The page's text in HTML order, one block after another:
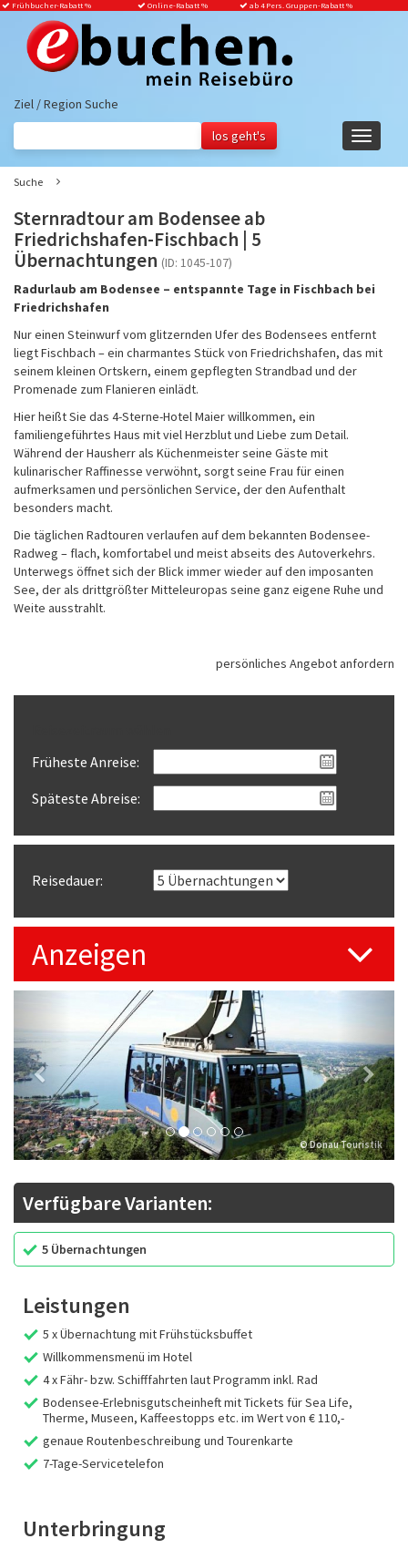
Frühbucher-Rabatt% Online-Rabatt % ab 4 Pers. Gruppen-Rabatt %
Ziel / Region Suche
Suche
Sternradtour am Bodensee ab
Friedrichshafen-Fischbach | 5
Übernachtungen (ID: 1045-107)
Radurlaub am Bodensee – entspannte Tage in Fischbach bei
Friedrichshafen
Nur einen Steinwurf vom glitzernden Ufer des Bodensees entfernt
liegt Fischbach – ein charmantes Stück von Friedrichshafen, das mit
seinem kleinen Ortskern, einem gepflegten Strandbad und der
Promenade zum Flanieren einlädt.
Hier heißt Sie das 4-Sterne-Hotel Maier willkommen, ein
familiengeführtes Haus mit viel Herzblut und Liebe zum Detail.
Während der Hausherr als Küchenmeister seine Gäste mit
kulinarischer Raffinesse verwöhnt, sorgt seine Frau für einen
aufmerksamen und persönlichen Service, der den Aufenthalt
besonders macht.
Die täglichen Radtouren verlaufen auf dem bekannten Bodensee-
Radweg – flach, komfortabel und meist abseits des Autoverkehrs.
Unterwegs öffnet sich der Blick immer wieder auf den imposanten
See, der als drittgrößter Mitteleuropas seine ganz eigene Ruhe und
Weite ausstrahlt.
persönliches Angebot anfordern
Früheste Anreise:
Späteste Abreise:
Reisedauer:
Anzeigen
© Donau Touristik
Verfügbare Varianten:
5 Übernachtungen
Leistungen
5 x Übernachtung mit Frühstücksbuffet
Willkommensmenü im Hotel
4 x Fähr- bzw. Schifffahrten laut Programm inkl. Rad
Bodensee-Erlebnisgutscheinheft mit Tickets für Sea Life,
Therme, Museen, Kaffeestopps etc. im Wert von € 110,-
genaue Routenbeschreibung und Tourenkarte
7-Tage-Servicetelefon
Unterbringung